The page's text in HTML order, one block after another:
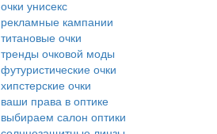
очки унисекс
рекламные кампании
титановые очки
тренды очковой моды
футуристические очки
хипстерские очки
ваши права в оптике
выбираем салон оптики